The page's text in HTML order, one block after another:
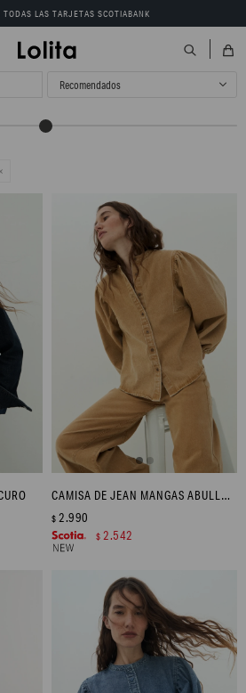
TODAS LAS TARJETAS SCOTIABANK
Recomendados
CAMISA DE JEAN MANGAS ABULLONADAS - TOSTADO
$ 2.990
$ 2.542